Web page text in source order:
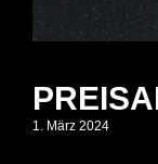
1. März 2024